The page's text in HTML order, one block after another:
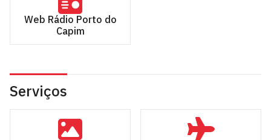
Web Rádio Porto do
Capim
Serviços